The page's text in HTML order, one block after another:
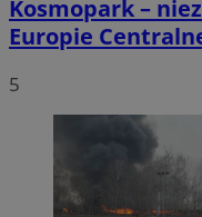
Kosmopark –
Europie
5